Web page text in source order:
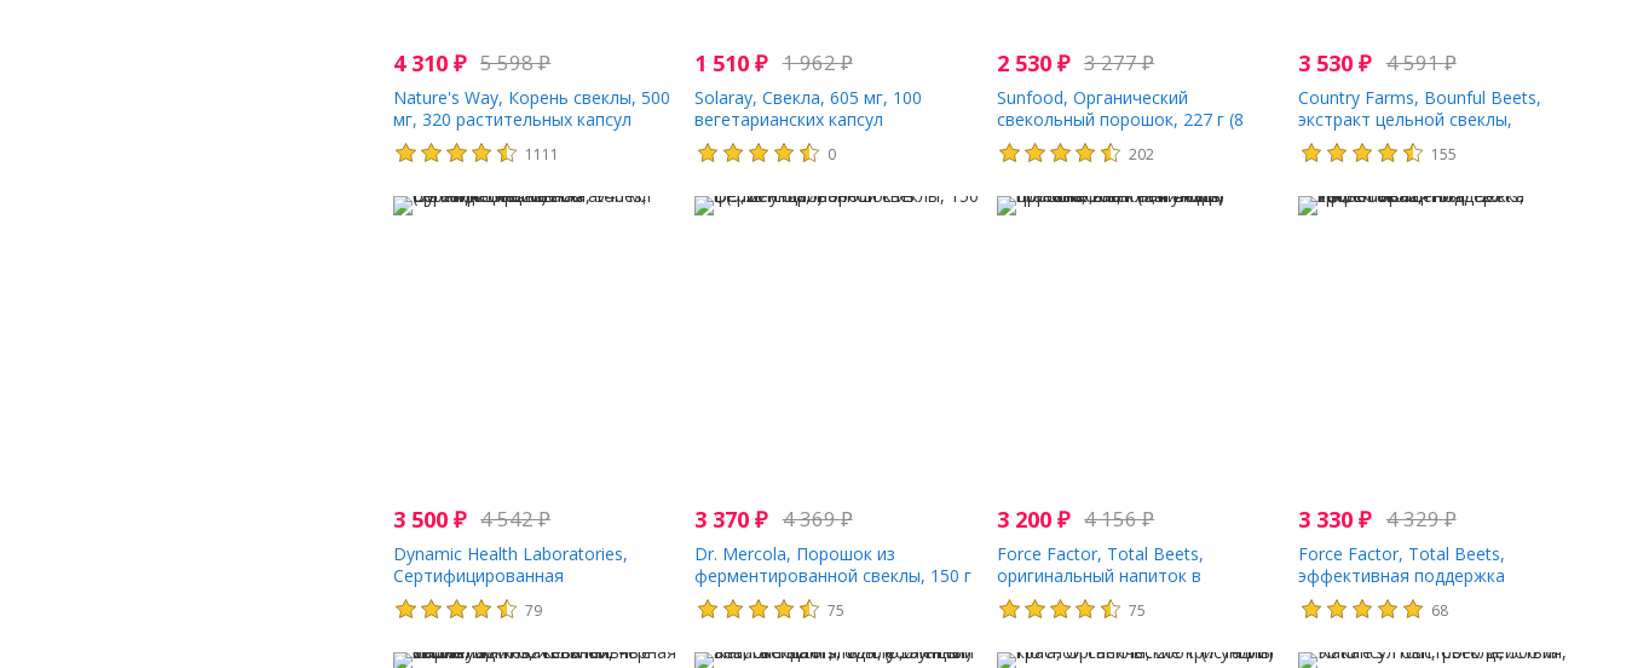
4 310 ₽ 5 598₽
Nature's Way, Корень свеклы, 500
мг, 320 растительных капсул
1111
1 510₽ 1 962₽
Solaray, Свекла, 605 мг, 100
вегетарианских капсул
0
2 530 ₽ 3 277₽
Sunfood, Органический
свекольный порошок, 227 г (8
унций)
202
3 530₽ 4 591₽
Country Farms, Bounful Beets,
экстракт цельной свеклы,
вишневый вкус, 300 г (10,6 унции)
155
3 500 ₽ 4 542₽
Dynamic Health Laboratories,
Сертифицированная
органическая свекла, 946 мл (32
жидк. Унции)
79
3 370₽ 4 369₽
Dr. Mercola, Порошок из
ферментированной свеклы, 150 г
(5,29 унции)
75
3 200 ₽ 4 156₽
Force Factor, Total Beets,
оригинальный напиток в
порошке, свекла и ягоды граната,
210 г (7,4 унции) 75
3 330₽ 4 329₽
Force Factor, Total Beets,
эффективная поддержка
кровообращения, 120 таблеток
68